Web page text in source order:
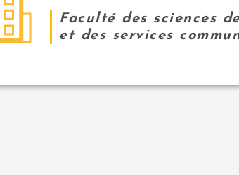
Faculté des sciences
et des services